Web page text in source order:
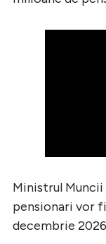
Ministrul
pensionari vor
decembrie